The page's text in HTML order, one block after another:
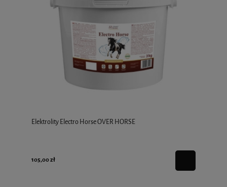
Elektrolity Electro Horse OVER HORSE
105,00 zł